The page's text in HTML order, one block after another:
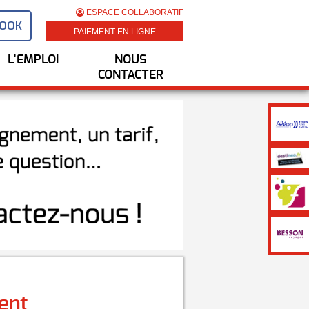
L’EMPLOI
NOUS
CONTACTER
ESPACE COLLABORATIF
PAIEMENT EN LIGNE